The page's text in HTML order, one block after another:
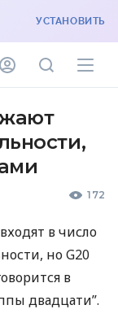
УСТАНОВИТЬ
172
в число
но G20
в
двадцати”.